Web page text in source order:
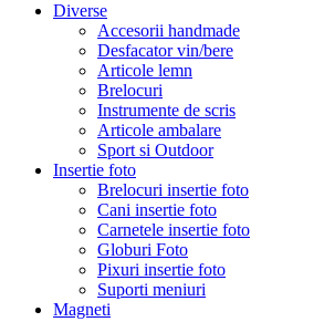
Diverse
Accesorii handmade
Desfacator vin/bere
Articole lemn
Brelocuri
Instrumente de scris
Articole ambalare
Sport si Outdoor
Insertie foto
Brelocuri insertie foto
Cani insertie foto
Carnetele insertie foto
Globuri Foto
Pixuri insertie foto
Suporti meniuri
Magneti